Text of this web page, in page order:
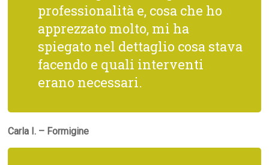
professionalità e, cosa che ho
apprezzato molto, mi ha
spiegato nel dettaglio cosa stava
facendo e quali interventi
erano necessari.
Carla I. – Formigine